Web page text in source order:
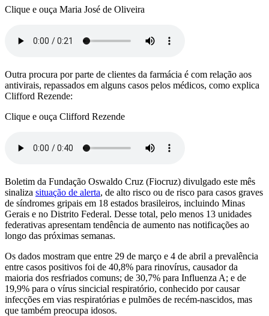
Clique e ouça Maria José de Oliveira
Outra procura por parte de clientes da farmácia é com relação aos
antivirais, repassados em alguns casos pelos médicos, como explica
Clifford Rezende:
Clique e ouça Clifford Rezende
Boletim da Fundação Oswaldo Cruz (Fiocruz) divulgado este mês
sinaliza situação de alerta, de alto risco ou de risco para casos graves
de síndromes gripais em 18 estados brasileiros, incluindo Minas
Gerais e no Distrito Federal. Desse total, pelo menos 13 unidades
federativas apresentam tendência de aumento nas notificações ao
longo das próximas semanas.
Os dados mostram que entre 29 de março e 4 de abril a prevalência
entre casos positivos foi de 40,8% para rinovírus, causador da
maioria dos resfriados comuns; de 30,7% para Influenza A; e de
19,9% para o vírus sincicial respiratório, conhecido por causar
infecções em vias respiratórias e pulmões de recém-nascidos, mas
que também preocupa idosos.